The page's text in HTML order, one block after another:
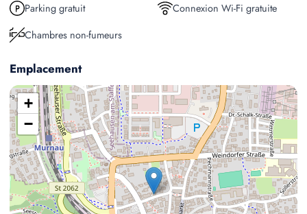
Parking gratuit
Connexion Wi-Fi gratuite
Chambres non-fumeurs
Emplacement
+
−